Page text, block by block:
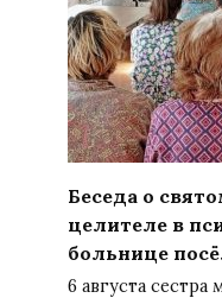
Беседа о
целителе в
больнице
6 августа